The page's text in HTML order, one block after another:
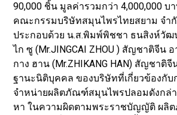
90,000 ชิ้น มูลค่ารวมกว่า 4,000,000
คณะกรรมบริษัทสมุนไพรไทยสยาม จำกั
ประกอบด้วย น.ส.พิมพ์พิชชา ธนสิงห์วัฒ
ไก ซู (Mr.JINGCAI ZHOU ) สัญชาติจีน
กาง ฮาน (Mr.ZHIKANG HAN) สัญชาติจี
ฐานะนิติบุคคล ของบริษัทที่เกี่ยวข้องกับ
จำหน่ายผลิตภัณฑ์สมุนไพรปลอมดังกล่
หา ในความผิดตามพระราชบัญญัติ ผลิ